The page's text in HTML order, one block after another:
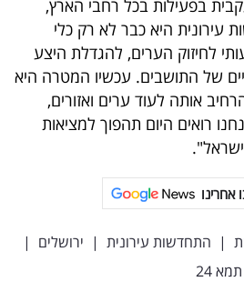
בפעילות בכל רחבי הארץ,
עירונית היא כבר לא רק כלי
לחיזוק הערים, להגדלת היצע
של התושבים. עכשיו המטרה היא
אותה לעוד ערים ואזורים,
רואים היום תהפוך למציאות
אחרינו
| התחדשות עירונית | ירושלים |
תמא 24